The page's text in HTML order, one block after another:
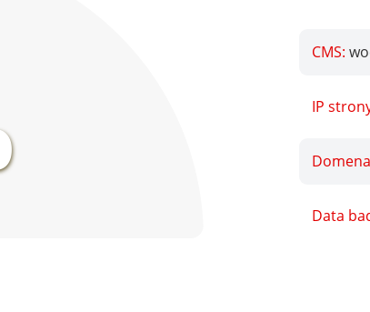
CMS:
IP
Data